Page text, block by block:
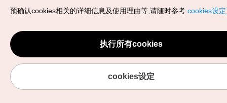
Copyrights (c) 韩国旅游发展局版权所有
VISITKOREA官方邮箱
chnsim@knto.or.kr
预确认cookies相关的详细信息及使用理由等,请随时参考 cookies设
执行所有cookies
cookies设定